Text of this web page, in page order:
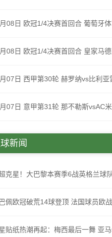
08日 欧冠1/4决赛首回合 葡萄牙体
08日 欧冠1/4决赛首回合 皇家马德
07日 西甲第30轮 赫罗纳vs比利亚
07日 意甲第31轮 那不勒斯vsAC米
新闻
克星！大巴黎本赛季6战英格兰球
佩欧冠破荒14球登顶 法国球员欧战
贴纸热潮再起：梅西最后一舞 亚马